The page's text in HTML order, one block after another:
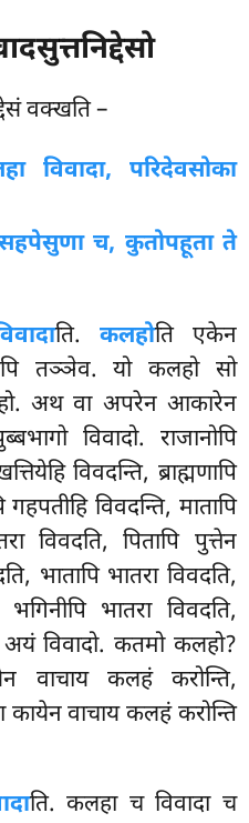
वक्खति –
विवादा, परिदेवसोका
सहपेसुणा च, कुतोपहूता ते
ति. कलहोति एकेन
तञ्ञेव. यो कलहो सो
अथ वा अपरेन आकारेन
विवादो. राजानोपि
विवदन्ति, ब्राह्मणापि
गहपतीहि विवदन्ति, मातापि
विवदति, पितापि पुत्तेन
भातापि भातरा विवदति,
भातरा विवदति,
अयं विवादो. कतमो कलहो?
वाचाय कलहं करोन्ति,
वाचाय कलहं करोन्ति
ति. कलहा च विवादा च